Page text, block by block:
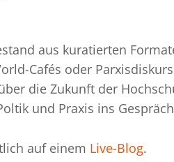
aus kuratierten
Cafés oder
die Zukunft der
und Praxis ins
auf einem Live-Blog.